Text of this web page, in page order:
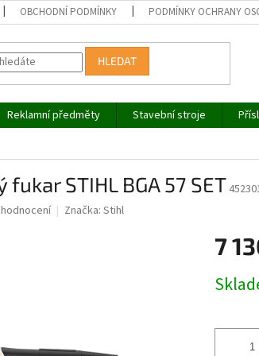
OBCHODNÍ PODMÍNKY PODMÍNKY OCHRANY
HLEDAT
Reklamní předměty Stavební stroje
STIHL BGA 57 SET
Značka: Stihl
7
cena: